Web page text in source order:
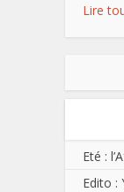
Lire
Eté :
Edito :